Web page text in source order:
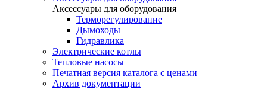
Аксессуары для оборудования
Терморегулирование
Дымоходы
Гидравлика
Электрические котлы
Тепловые насосы
Печатная версия каталога с ценами
Архив документации